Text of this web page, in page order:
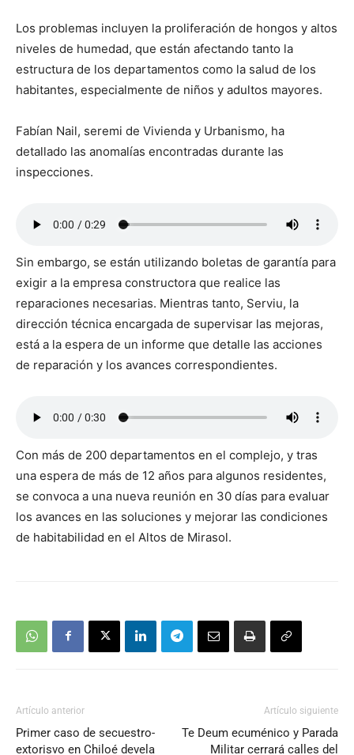
Los problemas incluyen la proliferación de hongos y altos
niveles de humedad, que están afectando tanto la
estructura de los departamentos como la salud de los
habitantes, especialmente de niños y adultos mayores.
Fabían Nail, seremi de Vivienda y Urbanismo, ha
detallado las anomalías encontradas durante las
inspecciones.
Sin embargo, se están utilizando boletas de garantía para
exigir a la empresa constructora que realice las
reparaciones necesarias. Mientras tanto, Serviu, la
dirección técnica encargada de supervisar las mejoras,
está a la espera de un informe que detalle las acciones
de reparación y los avances correspondientes.
Con más de 200 departamentos en el complejo, y tras
una espera de más de 12 años para algunos residentes,
se convoca a una nueva reunión en 30 días para evaluar
los avances en las soluciones y mejorar las condiciones
de habitabilidad en el Altos de Mirasol.
Artículo anterior
Primer caso de secuestro-
extorisvo en Chiloé devela
Artículo siguiente
Te Deum ecuménico y Parada
Militar cerrará calles del